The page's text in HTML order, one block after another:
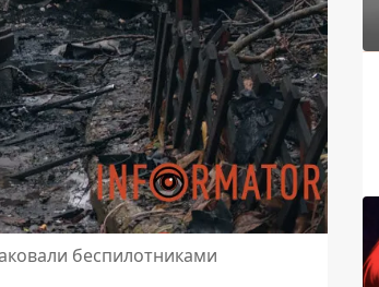
беспилотниками